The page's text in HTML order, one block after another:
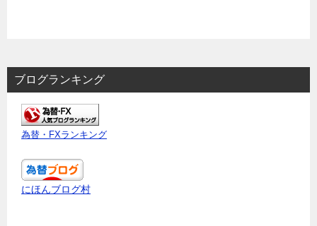
ブログランキング
為替・FXランキング
にほんブログ村